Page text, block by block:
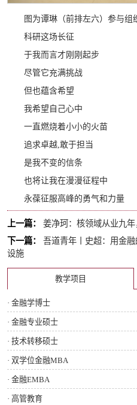
图为谭琳（前排左六）参与组
科研这场长征
于我而言才刚刚起步
尽管它充满挑战
但也蕴含希望
我希望自己心中
一直燃烧着小小的火苗
追求卓越,敢于担当
是我不变的信条
也将让我在漫漫征程中
永葆征服高峰的勇气和力量
上一篇：
姜净珂：核领域从业九
下一篇：
吾道青年丨史超：用金
设施
教学项目
· 金融学博士
· 金融专业硕士
· 技术转移硕士
· 双学位金融MBA
· 金融EMBA
· 高管教育